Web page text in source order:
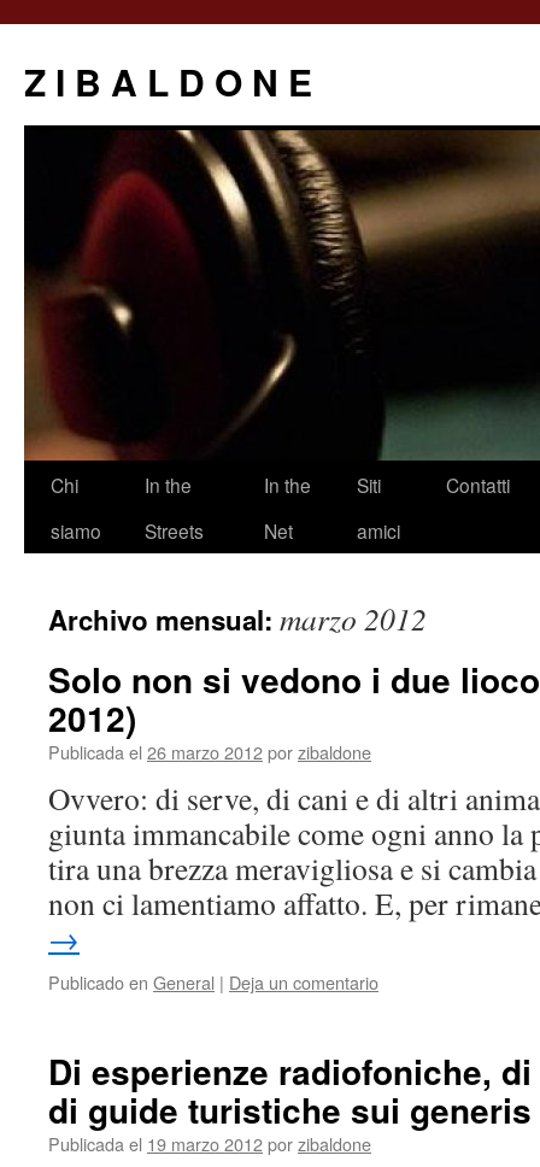
Z I B A L D O N E
Saltar
Chi
siamo
In the
Streets
In the
Net
Siti
amici
Contatti
Archivo mensual: marzo 2012
Solo non si vedono i due
2012)
Publicada el 26 marzo 2012porzibaldone
Ovvero: di serve, di cani e di altri
giunta immancabile come ogni anno la
tira una brezza meravigliosa e si
non ci lamentiamo affatto. E, per
→
Publicado en General | Deja un comentario
Di esperienze radiofoniche,
di guide turistiche sui generis
Publicada el 19 marzo 2012porzibaldone